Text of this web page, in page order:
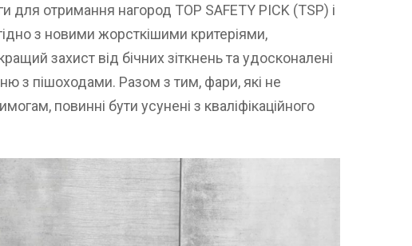
для отримання нагород TOP SAFETY PICK (TSP) і
з новими жорсткішими критеріями,
захист від бічних зіткнень та удосконалені
з пішоходами. Разом з тим, фари, які не
повинні бути усунені з кваліфікаційного